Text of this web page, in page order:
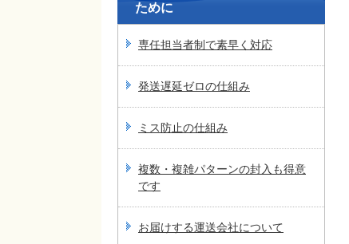
ために
専任担当者制で素早く対応
発送遅延ゼロの仕組み
ミス防止の仕組み
複数・複雑パターンの封入も得意
です
お届けする運送会社について